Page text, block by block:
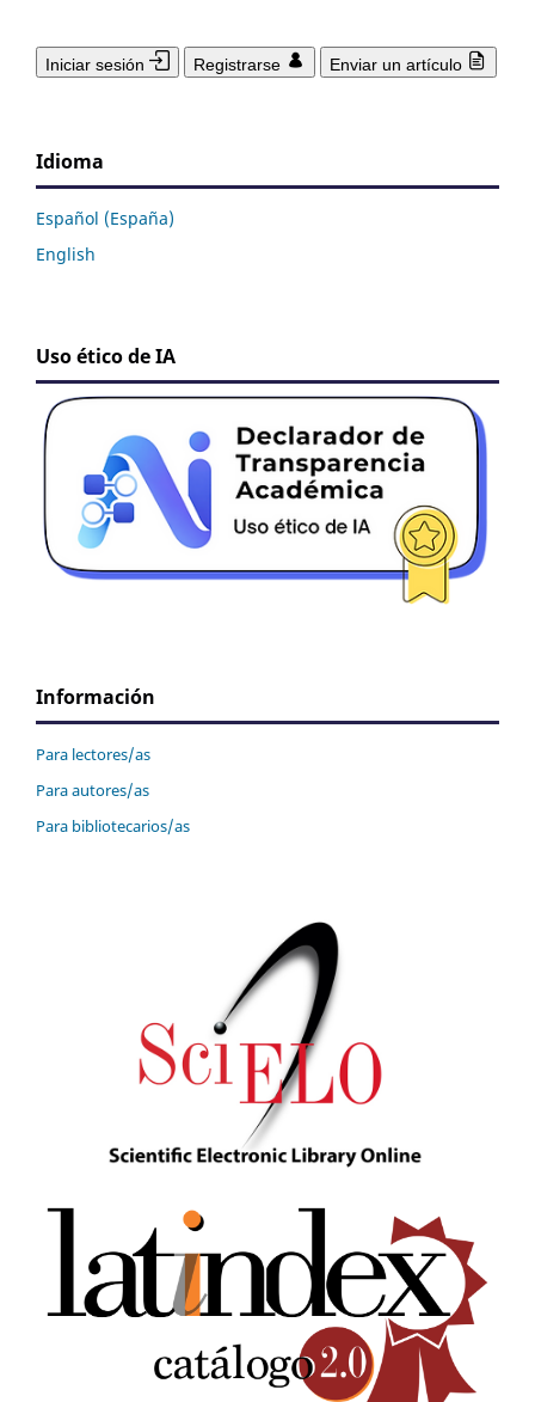
Iniciar sesión Registrarse Enviar un artículo
Idioma
Español (España)
English
Uso ético de IA
Información
Para lectores/as
Para autores/as
Para bibliotecarios/as